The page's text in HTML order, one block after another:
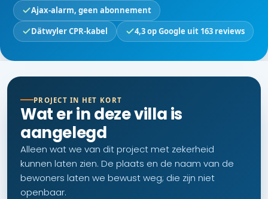
Ajax-alarm, geen abonnement
Dätwyler CPR-kabel
4,3 op Google uit 163 reviews
PROJECT IN HET KORT
Wat er in deze villa is
aangelegd
Alleen wat we van dit project met zekerheid
kunnen laten zien. De plaats en de naam van de
bewoners laten we bewust weg; die zijn niet
openbaar.